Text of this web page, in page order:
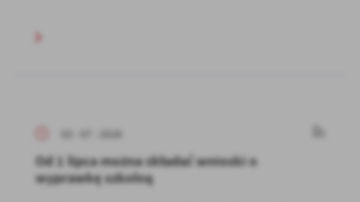
03 - 07 - 2026
Od 1 lipca można składać wnioski o
wyprawkę szkolną